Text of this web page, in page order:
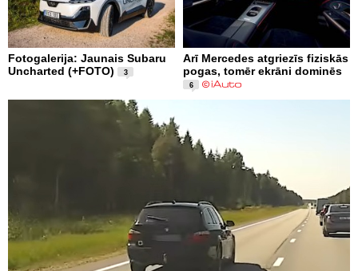
Fotogalerija: Jaunais Subaru
Uncharted (+FOTO)
3
Arī Mercedes atgriezīs fiziskās
pogas, tomēr ekrāni dominēs
6